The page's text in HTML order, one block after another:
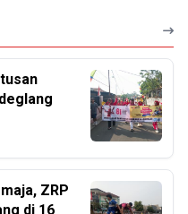
ZRP
di 16